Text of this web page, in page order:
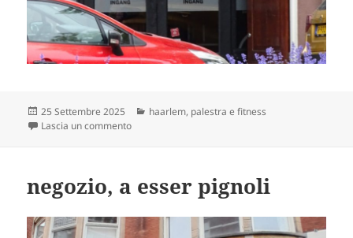
Scritto
il
25 Settembre 2025 Categorie
haarlem, palestra e fitness
Lascia un commentosu stronzi ma in salute
negozio, a esser pignoli